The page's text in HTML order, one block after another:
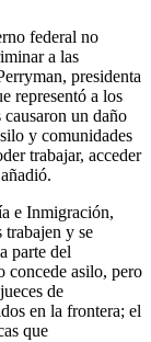
federal no
a las
presidenta
representó a los
causaron un daño
y comunidades
trabajar, acceder
e Inmigración,
trabajen y se
parte del
concede asilo, pero
de
en la frontera; el
que